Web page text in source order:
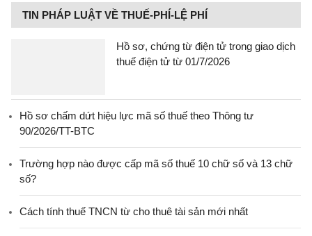
TIN PHÁP LUẬT VỀ THUẾ-PHÍ-LỆ PHÍ
Hồ sơ, chứng từ điện tử trong giao dịch
thuế điện tử từ 01/7/2026
Hồ sơ chấm dứt hiệu lực mã số thuế theo Thông tư
90/2026/TT-BTC
Trường hợp nào được cấp mã số thuế 10 chữ số và 13 chữ
số?
Cách tính thuế TNCN từ cho thuê tài sản mới nhất